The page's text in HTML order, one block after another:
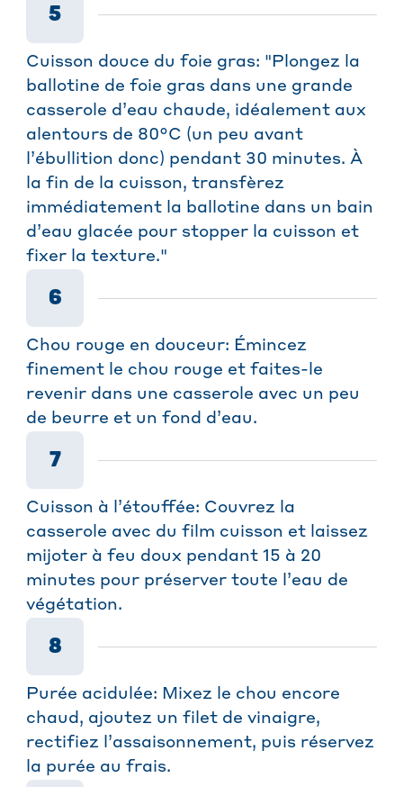
5
Cuisson douce du foie gras: "Plongez la
ballotine de foie gras dans une grande
casserole d’eau chaude, idéalement aux
alentours de 80°C (un peu avant
l’ébullition donc) pendant 30 minutes. À
la fin de la cuisson, transfèrez
immédiatement la ballotine dans un bain
d’eau glacée pour stopper la cuisson et
fixer la texture."
6
Chou rouge en douceur: Émincez
finement le chou rouge et faites-le
revenir dans une casserole avec un peu
de beurre et un fond d’eau.
7
Cuisson à l’étouffée: Couvrez la
casserole avec du film cuisson et laissez
mijoter à feu doux pendant 15 à 20
minutes pour préserver toute l’eau de
végétation.
8
Purée acidulée: Mixez le chou encore
chaud, ajoutez un filet de vinaigre,
rectifiez l’assaisonnement, puis réservez
la purée au frais.